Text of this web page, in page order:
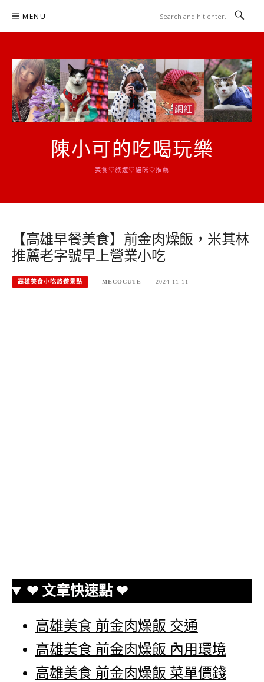
MENU
陳小可的吃喝玩樂
美食♡旅遊♡貓咪♡推薦
【高雄早餐美食】前金肉燥飯，米其林
推薦老字號早上營業小吃
高雄美食小吃旅遊景點 MECOCUTE 2024-11-11
❤ 文章快速點 ❤
高雄美食 前金肉燥飯 交通
高雄美食 前金肉燥飯 內用環境
高雄美食 前金肉燥飯 菜單價錢